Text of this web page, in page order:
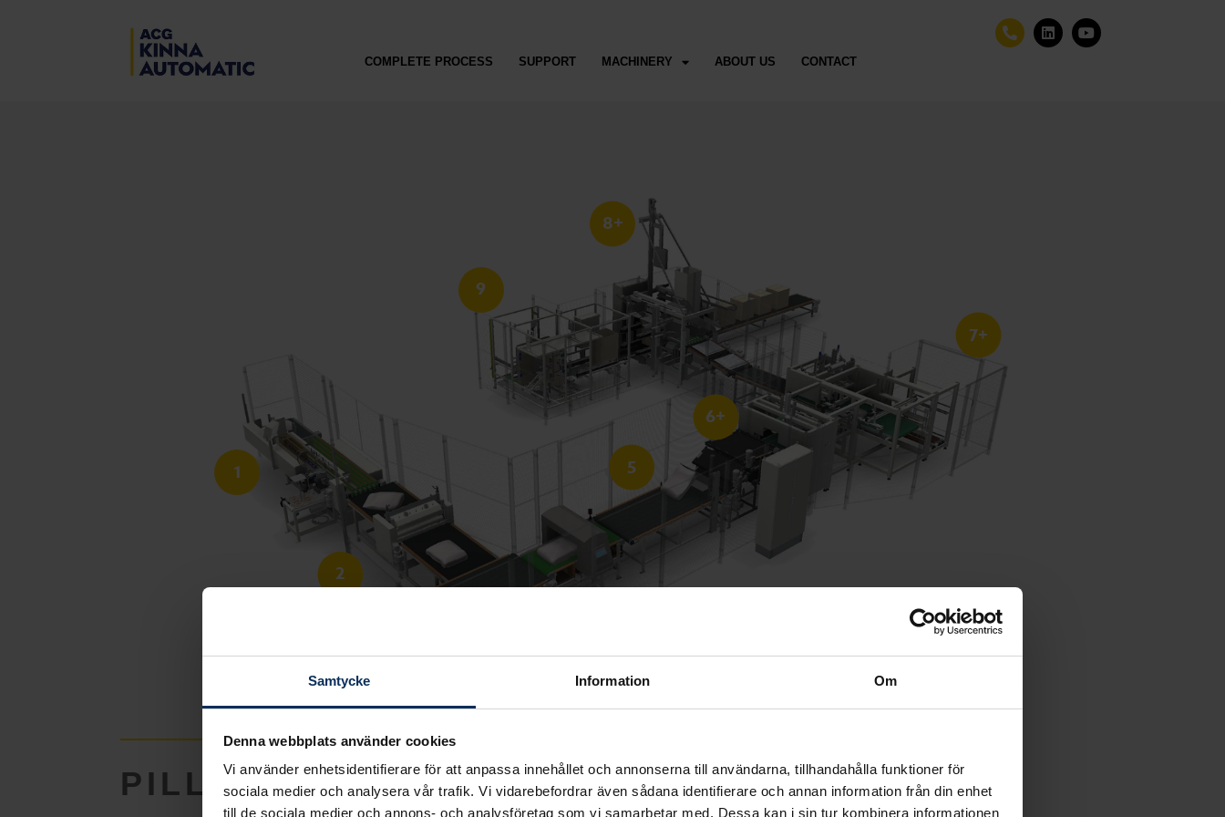
Samtycke Information Om
Denna webbplats använder cookies
Vi använder enhetsidentifierare för att anpassa innehållet och annonserna till användarna, tillhandahålla funktioner för
sociala medier och analysera vår trafik. Vi vidarebefordrar även sådana identifierare och annan information från din enhet
till de sociala medier och annons- och analysföretag som vi samarbetar med. Dessa kan i sin tur kombinera informationen
COMPLETE PROCESS SUPPORT MACHINERY ABOUT US CONTACT
1
2
5
6+
7+
8+
9
PILLOW PRODUCTION LINE WITH